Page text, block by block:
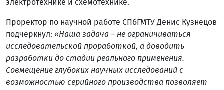
электротехнике и схемотехнике.
Проректор по научной работе СПбГМТУ Денис Кузнецов
подчеркнул: «Наша задача – не ограничиваться
исследовательской проработкой, а доводить
разработки до стадии реального применения.
Совмещение глубоких научных исследований с
возможностью серийного производства позволяет